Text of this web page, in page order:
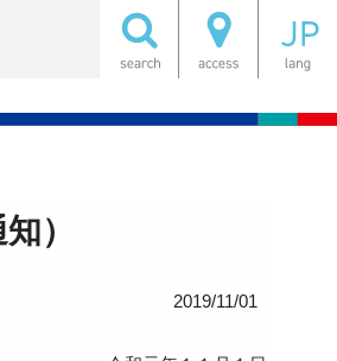
）
2019/11/01